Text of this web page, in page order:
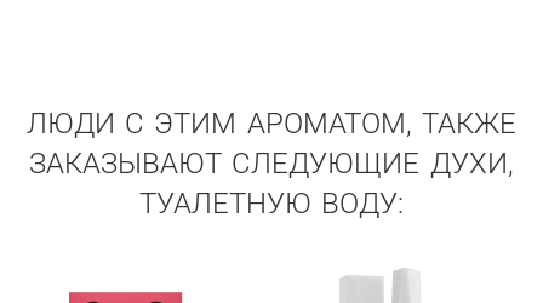
ЛЮДИ С ЭТИМ АРОМАТОМ, ТАКЖЕ
ЗАКАЗЫВАЮТ СЛЕДУЮЩИЕ ДУХИ,
ТУАЛЕТНУЮ ВОДУ: